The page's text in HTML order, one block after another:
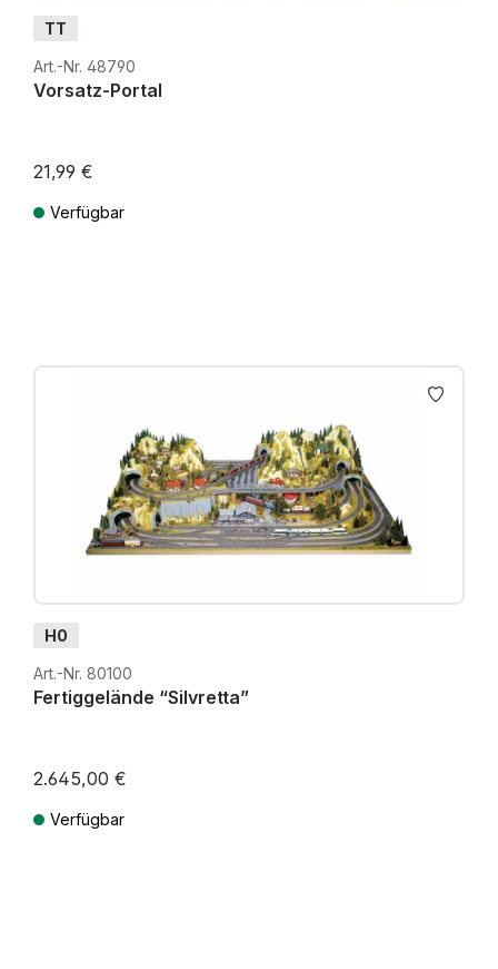
TT
Art.-Nr. 48790
Vorsatz-Portal
21,99 €
Verfügbar
H0
Art.-Nr. 80100
Fertiggelände “Silvretta”
2.645,00 €
Verfügbar